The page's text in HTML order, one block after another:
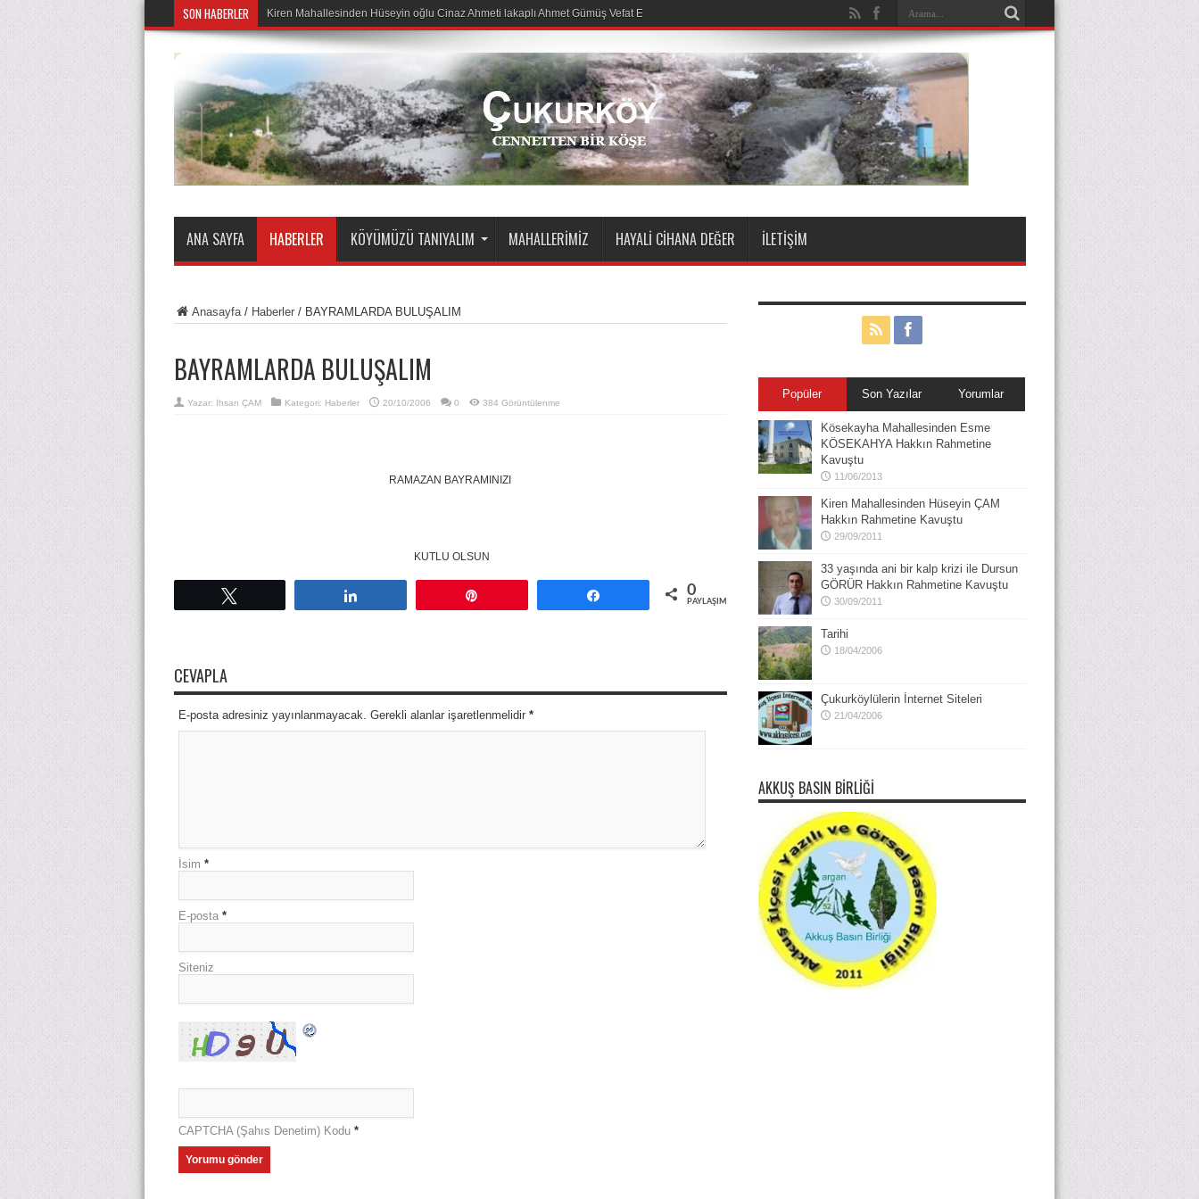
SON HABERLER Kiren Mahallesinden Hüseyin oğlu Cinaz Ahmeti lakaplı Ahmet Gümüş Vefat Etmiştir.
ANA SAYFA HABERLER KÖYÜMÜZÜ TANIYALIM MAHALLERIMIZ HAYALI CIHANA DEĞER İLETIŞIM
Anasayfa/ Haberler/ BAYRAMLARDA BULUŞALIM
BAYRAMLARDA BULUŞALIM
Yazar: İhsan ÇAM Kategori: Haberler 20/10/2006 0 384 Görüntülenme
RAMAZAN BAYRAMINIZI
KUTLU OLSUN
0
PAYLAŞIMLAR
CEVAPLA
E-posta adresiniz yayınlanmayacak. Gerekli alanlar işaretlenmelidir *
İsim *
E-posta *
Siteniz
CAPTCHA (Şahıs Denetim) Kodu*
Popüler Son Yazılar Yorumlar
Kösekayha Mahallesinden Esme
KÖSEKAHYA Hakkın Rahmetine
Kavuştu
11/06/2013
Kiren Mahallesinden Hüseyin ÇAM
Hakkın Rahmetine Kavuştu
29/09/2011
33 yaşında ani bir kalp krizi ile Dursun
GÖRÜR Hakkın Rahmetine Kavuştu
30/09/2011
Tarihi
18/04/2006
Çukurköylülerin İnternet Siteleri
21/04/2006
AKKUŞ BASIN BIRLIĞI